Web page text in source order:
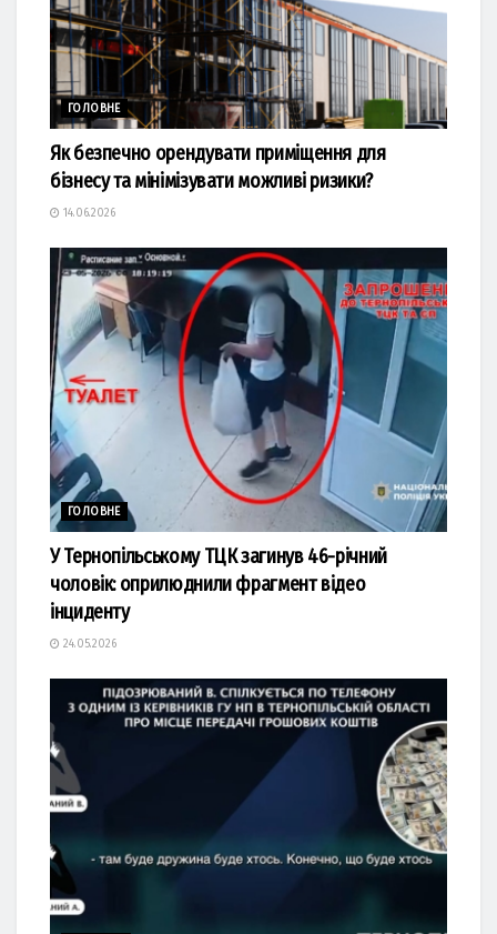
ГОЛОВНЕ
Як безпечно орендувати приміщення для
бізнесу та мінімізувати можливі ризики?
14.06.2026
ГОЛОВНЕ
У Тернопільському ТЦК загинув 46-річний
чоловік: оприлюднили фрагмент відео
інциденту
24.05.2026